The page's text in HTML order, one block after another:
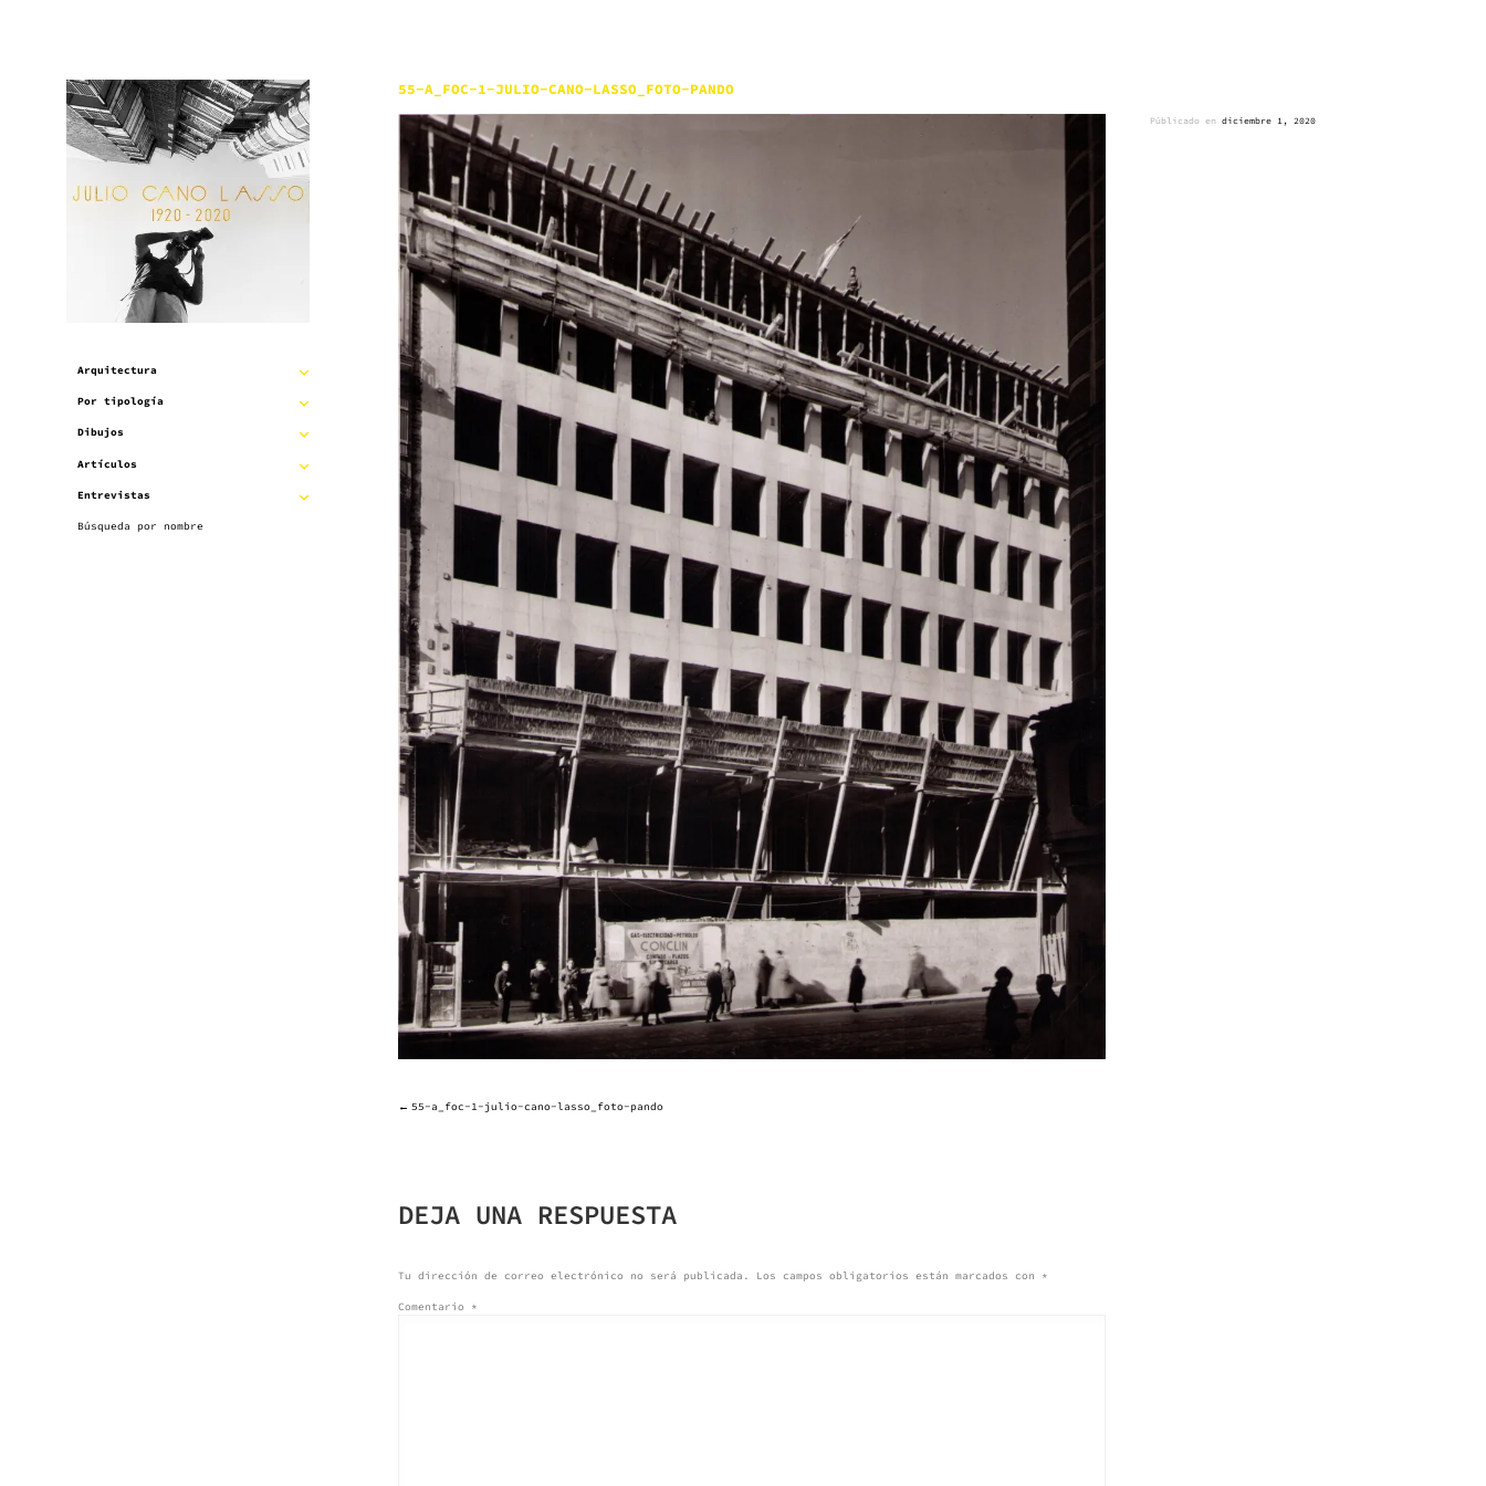
Arquitectura
EXPANDIR
Por tipología
EXPANDIR
Dibujos
EXPANDIR
Artículos
EXPANDIR
Entrevistas
EXPANDIR
Búsqueda por nombre
55-A_FOC-1-JULIO-CANO-LASSO_FOTO-PANDO
Públicado endiciembre 1, 2020
NAVEGACIÓN
ENTRADAS
55-a_foc-1-julio-cano-lasso_foto-pando
DEJA UNA RESPUESTA
Tu dirección de correo electrónico no será publicada. Los campos obligatorios están marcados con *
Comentario *